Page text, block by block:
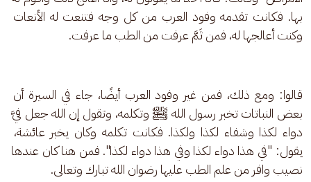
بها. فكانت تقدمه وفود العرب من كل وجه فتنعت له الأنعات
وكنت أعالجها له، فمن ثَمَّ عرفت من الطب ما عرفت.
قالوا: ومع ذلك، فمن غير وفود العرب أيضًا، جاء في السيرة أن
بعض النباتات تخبر رسول الله ﷺ وتكلمه، وتقول إن الله جعل فيَّ
دواء لكذا وشفاء لكذا ولكذا. فكانت تكلمه وكان يخبر عائشة،
يقول: "في هذا دواء لكذا وفي هذا دواء لكذا". فمن هنا كان عندها
نصيب وافر من علم الطب عليها رضوان الله تبارك وتعالى.